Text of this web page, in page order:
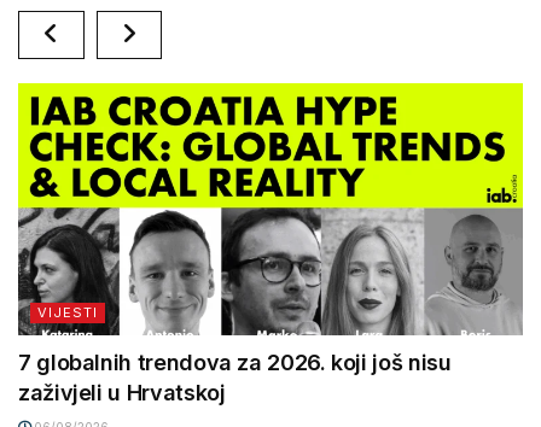
VIJESTI
7 globalnih trendova za 2026. koji još nisu
zaživjeli u Hrvatskoj